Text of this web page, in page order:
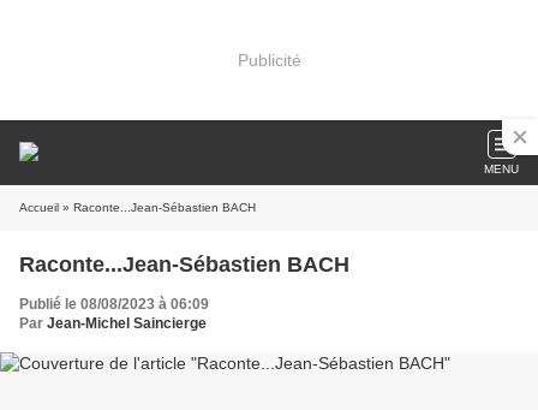
Publicité
MENU
Accueil » Raconte...Jean-Sébastien BACH
Raconte...Jean-Sébastien BACH
Publié le 08/08/2023 à 06:09
Par Jean-Michel Saincierge